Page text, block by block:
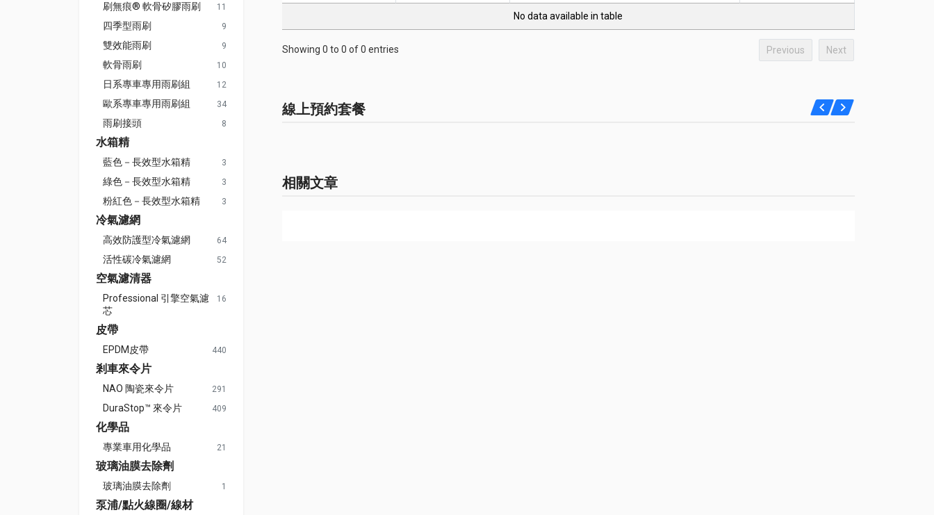
刷無痕® 軟骨矽膠雨刷 11
四季型雨刷 9
雙效能雨刷 9
軟骨雨刷 10
日系專車專用雨刷組 12
歐系專車專用雨刷組 34
雨刷接頭 8
水箱精
藍色－長效型水箱精 3
綠色－長效型水箱精 3
粉紅色－長效型水箱精 3
冷氣濾網
高效防護型冷氣濾網 64
活性碳冷氣濾網 52
空氣濾清器
Professional 引擎空氣濾
芯
16
皮帶
EPDM皮帶 440
剎車來令片
NAO 陶瓷來令片 291
DuraStop™ 來令片 409
化學品
專業車用化學品 21
玻璃油膜去除劑
玻璃油膜去除劑 1
泵浦/點火線圈/線材
No data available in table
Showing 0 to 0 of 0 entries Previous Next
線上預約套餐
相關文章